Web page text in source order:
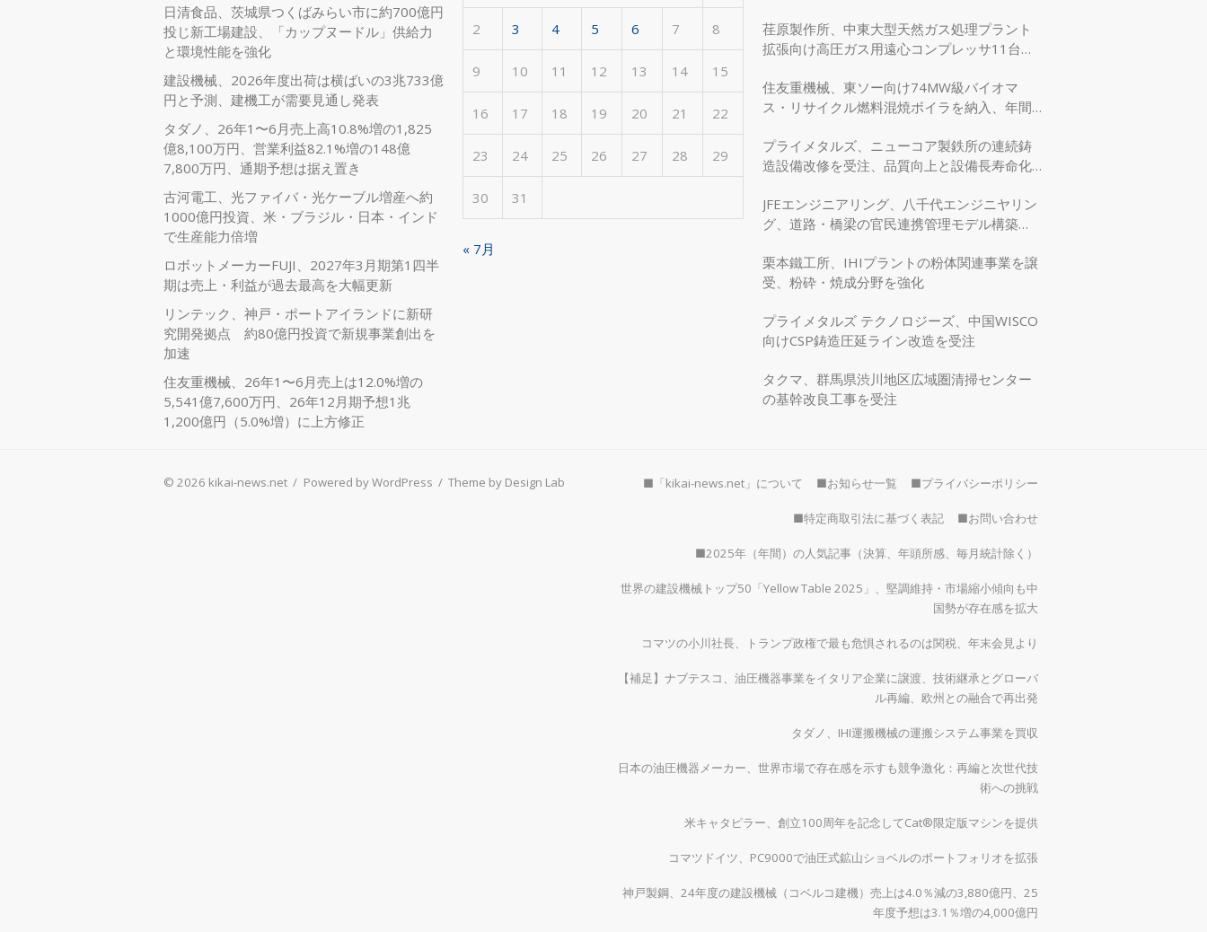
日清食品、茨城県つくばみらい市に約700億円
投じ新工場建設、「カップヌードル」供給力
と環境性能を強化
建設機械、2026年度出荷は横ばいの3兆733億
円と予測、建機工が需要見通し発表
タダノ、26年1〜6月売上高10.8%増の1,825
億8,100万円、営業利益82.1%増の148億
7,800万円、通期予想は据え置き
古河電工、光ファイバ・光ケーブル増産へ約
1000億円投資、米・ブラジル・日本・インド
で生産能力倍増
ロボットメーカーFUJI、2027年3月期第1四半
期は売上・利益が過去最高を大幅更新
リンテック、神戸・ポートアイランドに新研
究開発拠点 約80億円投資で新規事業創出を
加速
住友重機械、26年1〜6月売上は12.0%増の
5,541億7,600万円、26年12月期予想1兆
1,200億円（5.0%増）に上方修正
2 3 4 5 6 7 8
9 10 11 12 13 14 15
16 17 18 19 20 21 22
23 24 25 26 27 28 29
30 31
« 7月
荏原製作所、中東大型天然ガス処理プラント
拡張向け高圧ガス用遠心コンプレッサ11台を
住友重機械、東ソー向け74MW級バイオマ
ス・リサイクル燃料混焼ボイラを納入、年間
プライメタルズ、ニューコア製鉄所の連続鋳
造設備改修を受注、品質向上と設備長寿命化
JFEエンジニアリング、八千代エンジニヤリン
グ、道路・橋梁の官民連携管理モデル構築
栗本鐵工所、IHIプラントの粉体関連事業を譲
受、粉砕・焼成分野を強化
プライメタルズ テクノロジーズ、中国WISCO
向けCSP鋳造圧延ライン改造を受注
タクマ、群馬県渋川地区広域圏清掃センター
の基幹改良工事を受注
© 2026 kikai-news.net / Powered by WordPress / Theme by Design Lab ■「kikai-news.net」について ■お知らせ一覧 ■プライバシーポリシー
■特定商取引法に基づく表記 ■お問い合わせ
■2025年（年間）の人気記事（決算、年頭所感、毎月統計除く）
世界の建設機械トップ50「Yellow Table 2025」、堅調維持・市場縮小傾向も中
国勢が存在感を拡大
コマツの小川社長、トランプ政権で最も危惧されるのは関税、年末会見より
【補足】ナブテスコ、油圧機器事業をイタリア企業に譲渡、技術継承とグローバ
ル再編、欧州との融合で再出発
タダノ、IHI運搬機械の運搬システム事業を買収
日本の油圧機器メーカー、世界市場で存在感を示すも競争激化：再編と次世代技
術への挑戦
米キャタピラー、創立100周年を記念してCat®限定版マシンを提供
コマツドイツ、PC9000で油圧式鉱山ショベルのポートフォリオを拡張
神戸製鋼、24年度の建設機械（コベルコ建機）売上は4.0％減の3,880億円、25
年度予想は3.1％増の4,000億円